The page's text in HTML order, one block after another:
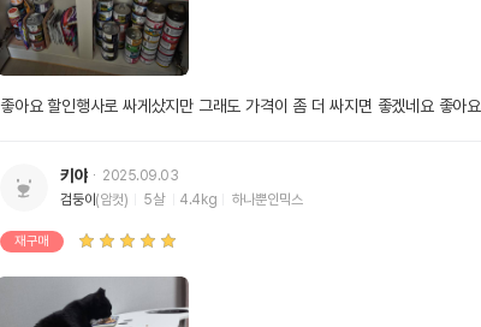
좋아요 할인행사로 싸게샀지만 그래도 가격이 좀 더 싸지면 좋겠네요 좋아요
키야
2025.09.03
검둥이(암컷) 5살 4.4kg 하나뿐인믹스
재구매